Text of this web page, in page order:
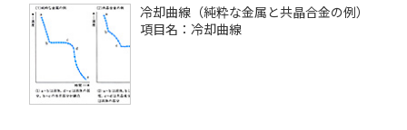
冷却曲線（純粋な金属と共晶合金の例）
項目名：冷却曲線